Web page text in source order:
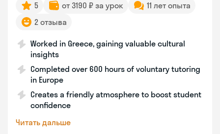
5 от 3190 ₽ за урок
11 лет опыта
2 отзыва
Worked in Greece, gaining valuable cultural
insights
Completed over 600 hours of voluntary tutoring
in Europe
Creates a friendly atmosphere to boost student
confidence
Читать дальше